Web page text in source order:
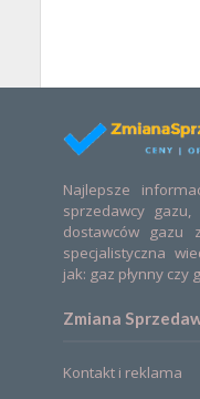
Najlepsze
sprzedawcy
dostawców gazu
specjalistyczna
jak: gaz płynny czy
Zmiana
Kontakt i reklama